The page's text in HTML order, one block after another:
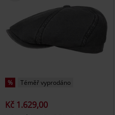
% Téměř vyprodáno
Kč 1.629,00